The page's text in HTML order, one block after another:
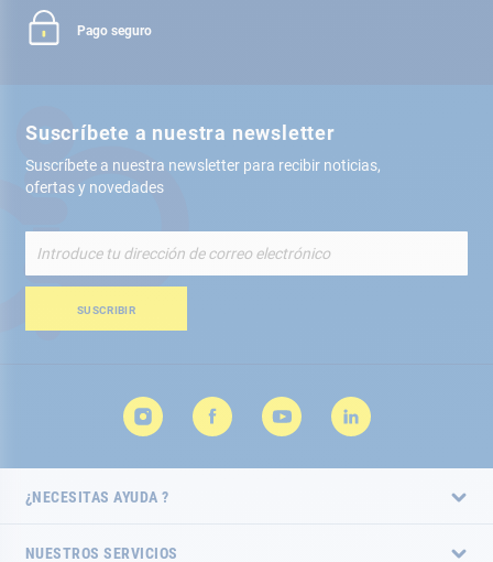
Pago seguro
Suscríbete a nuestra newsletter
Suscríbete a nuestra newsletter para recibir noticias,
ofertas y novedades
nuestro
de
SUSCRIBIR
¿NECESITAS AYUDA ?
NUESTROS SERVICIOS